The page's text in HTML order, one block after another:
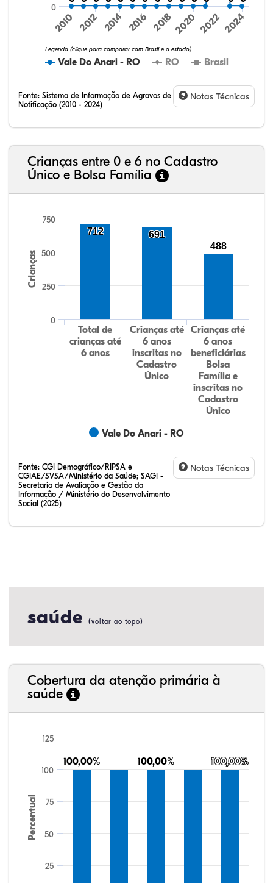
Vale Do Anari - RO RO Brasil
Legenda (clique para comparar com Brasil e o estado)
2010 2012 2014 2016 2018 2020 2022 2024
0
Fonte: Sistema de Informação de Agravos de
Notificação (2010 - 2024)
Notas Técnicas
Crianças entre 0 e 6 no Cadastro
Único e Bolsa Família
Crianças
Vale Do Anari - RO
Total de
crianças até
6 anos
Crianças até
6 anos
inscritas no
Cadastro
Único
Crianças até
6 anos
beneficiárias
Bolsa
Família e
inscritas no
Cadastro
Único
0
250
500
750
712
691
488
Fonte: CGI Demográfico/RIPSA e
CGIAE/SVSA/Ministério da Saúde; SAGI -
Secretaria de Avaliação e Gestão da
Informação / Ministério do Desenvolvimento
Social (2025)
Notas Técnicas
saúde (voltar ao topo)
Cobertura da atenção primária à
saúde
Percentual
100,00%
100,00% 100,00%
100,00% 100,00%
100,00%
25
50
75
100
125
15,08%
3,53%
0,74%
75,70%
1,99%
2,96%
32,57%
9,24%
0,46%
54,88%
1,27%
1,56%